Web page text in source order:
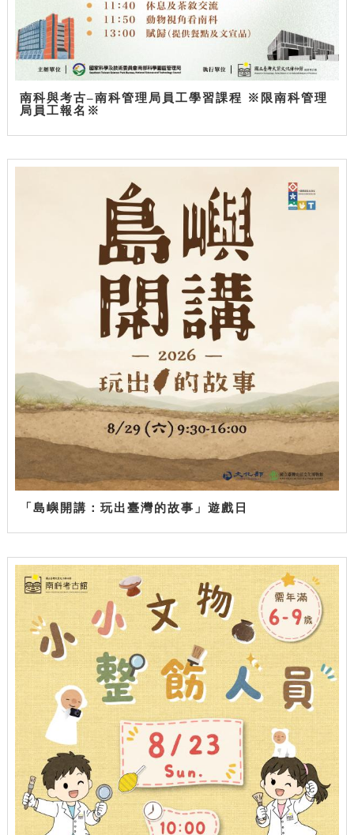
南科與考古–南科管理局員工學習課程 ※限南科管理
局員工報名※
「島嶼開講：玩出臺灣的故事」遊戲日